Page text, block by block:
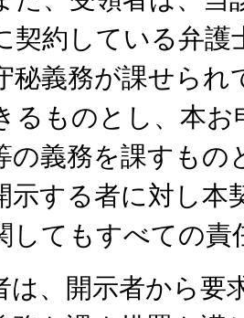
契約している弁護
秘義務が課せら
るものとし、本
の義務を課すもの
示する者に対し本
してもすべての
は、開示者から